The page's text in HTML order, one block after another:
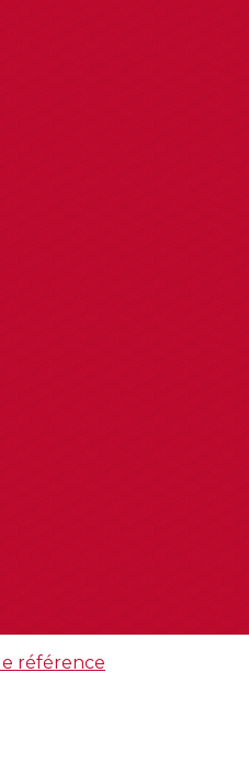
référence